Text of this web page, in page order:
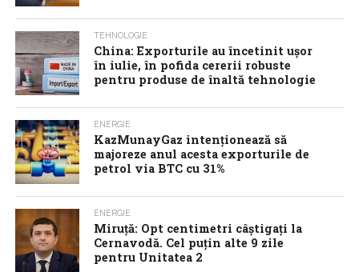
TEHNOLOGIE
China: Exporturile au încetinit ușor
în iulie, în pofida cererii robuste
pentru produse de înaltă tehnologie
ENERGIE
KazMunayGaz intenționează să
majoreze anul acesta exporturile de
petrol via BTC cu 31%
ENERGIE
Miruță: Opt centimetri câștigați la
Cernavodă. Cel puțin alte 9 zile
pentru Unitatea 2